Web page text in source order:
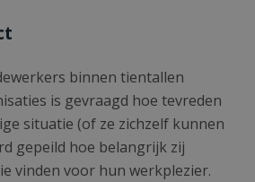
binnen tientallen
is gevraagd hoe tevreden
situatie (of ze zichzelf kunnen
gepeild hoe belangrijk zij
vinden voor hun werkplezier.